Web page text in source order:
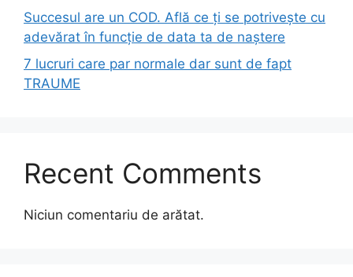
Succesul are un COD. Află ce ți se potrivește cu
adevărat în funcție de data ta de naștere
7 lucruri care par normale dar sunt de fapt
TRAUME
Recent Comments
Niciun comentariu de arătat.